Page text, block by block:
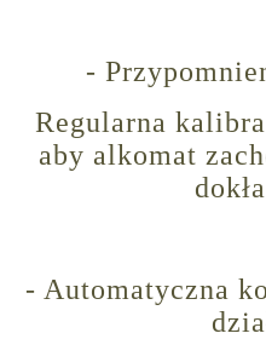
-
Regularna
aby alkomat
- Automatyczna